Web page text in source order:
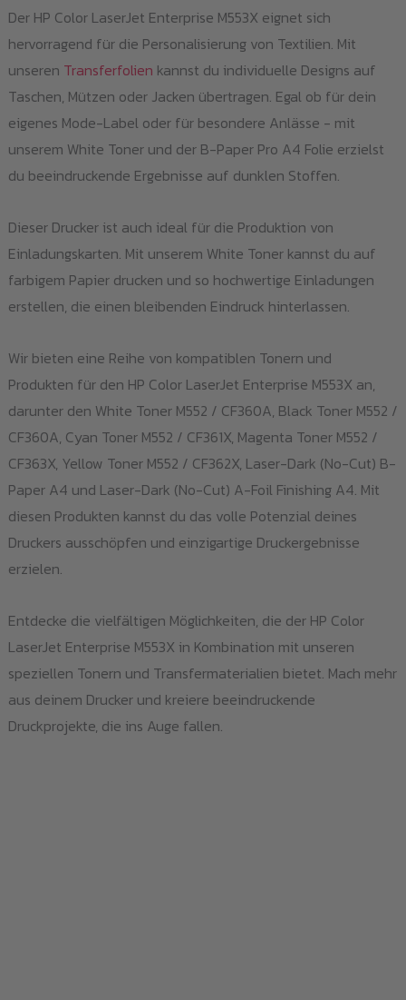
Der HP Color LaserJet Enterprise M553X eignet sich
hervorragend für die Personalisierung von Textilien. Mit
unseren Transferfolien kannst du individuelle Designs auf
Taschen, Mützen oder Jacken übertragen. Egal ob für dein
eigenes Mode-Label oder für besondere Anlässe - mit
unserem White Toner und der B-Paper Pro A4 Folie erzielst
du beeindruckende Ergebnisse auf dunklen Stoffen.
Dieser Drucker ist auch ideal für die Produktion von
Einladungskarten. Mit unserem White Toner kannst du auf
farbigem Papier drucken und so hochwertige Einladungen
erstellen, die einen bleibenden Eindruck hinterlassen.
Wir bieten eine Reihe von kompatiblen Tonern und
Produkten für den HP Color LaserJet Enterprise M553X an,
darunter den White Toner M552 / CF360A, Black Toner M552 /
CF360A, Cyan Toner M552 / CF361X, Magenta Toner M552 /
CF363X, Yellow Toner M552 / CF362X, Laser-Dark (No-Cut) B-
Paper A4 und Laser-Dark (No-Cut) A-Foil Finishing A4. Mit
diesen Produkten kannst du das volle Potenzial deines
Druckers ausschöpfen und einzigartige Druckergebnisse
erzielen.
Entdecke die vielfältigen Möglichkeiten, die der HP Color
LaserJet Enterprise M553X in Kombination mit unseren
speziellen Tonern und Transfermaterialien bietet. Mach mehr
aus deinem Drucker und kreiere beeindruckende
Druckprojekte, die ins Auge fallen.